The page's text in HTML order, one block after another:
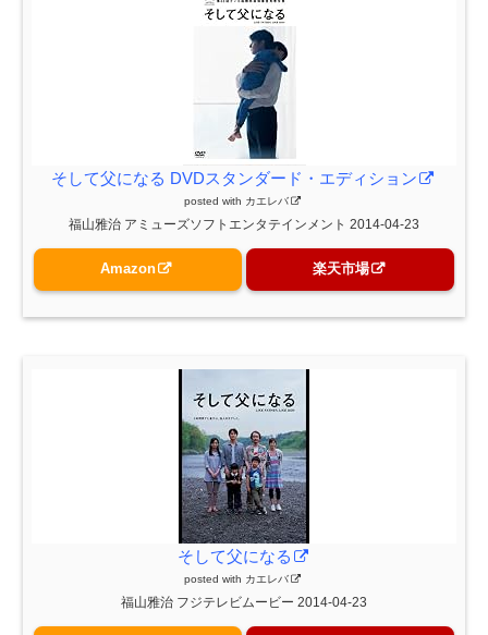
そして父になる DVDスタンダード・エディション
posted with カエレバ
福山雅治 アミューズソフトエンタテインメント 2014-04-23
Amazon 楽天市場
そして父になる
posted with カエレバ
福山雅治 フジテレビムービー 2014-04-23